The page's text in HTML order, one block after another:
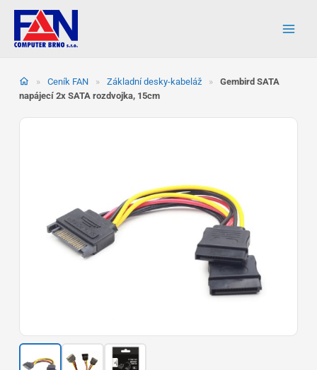
obsah
» Ceník FAN » Základní desky-kabeláž »
Gembird SATA
napájecí 2x SATA rozdvojka, 15cm